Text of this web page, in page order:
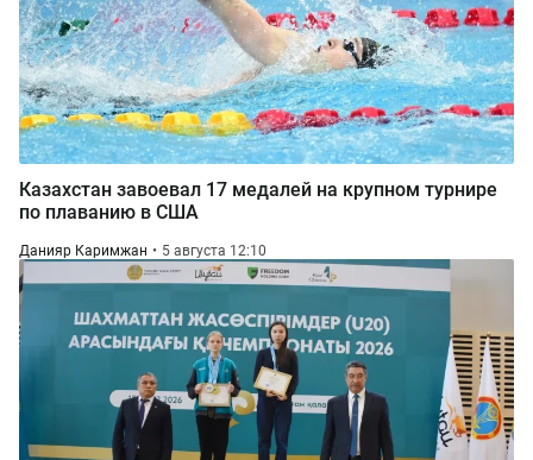
Казахстан завоевал 17 медалей на крупном турнире
по плаванию в США
Данияр Каримжан 5 августа 12:10